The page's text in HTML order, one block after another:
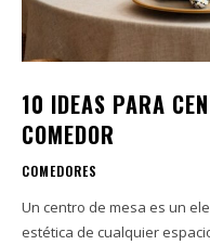
10 IDEAS PARA
COMEDOR
COMEDORES
Un centro de mesa es un
estética de cualquier